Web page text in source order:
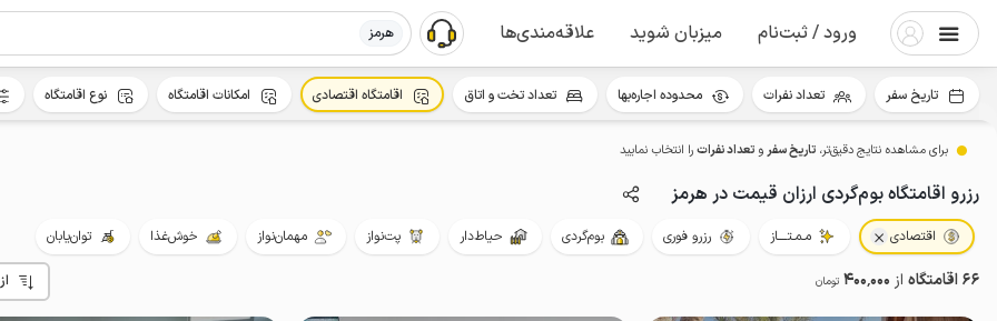
ورود / ثبت‌نام میزبان شوید علاقه‌مندی‌ها هرمز
برای مشاهده نتایج دقیق‌تر، تاریخ سفرو تعداد نفراترا انتخاب نمایید
رزرو اقامتگاه بوم‌گردی ارزان قیمت در هرمز
اقتصادی مـمـتــــاز رزرو فوری بوم‌گردی حیاط‌دار پت‌نواز مهمان‌نواز خوش‌غذا توان‌یابان
66 اقامتگاه از 400٬000 تومان
تاریخ سفر تعداد نفرات محدوده اجاره‌بها تعداد تخت و اتاق اقامتگاه اقتصادی امکانات اقامتگاه نوع اقامتگاه